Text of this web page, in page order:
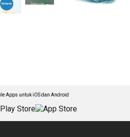
Apps untuk iOS dan Android